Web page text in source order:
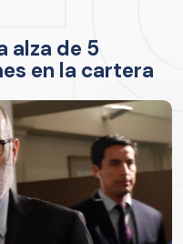
alza de 5
en la cartera